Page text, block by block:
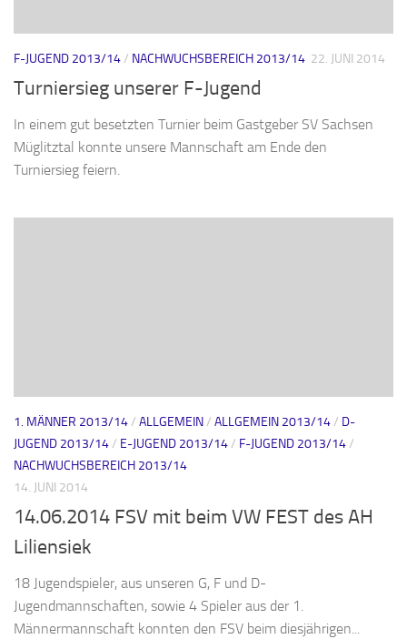
F-JUGEND 2013/14/ NACHWUCHSBEREICH 2013/14 22. JUNI 2014
Turniersieg unserer F-Jugend
In einem gut besetzten Turnier beim Gastgeber SV Sachsen
Müglitztal konnte unsere Mannschaft am Ende den
Turniersieg feiern.
1. MÄNNER 2013/14/ ALLGEMEIN/ ALLGEMEIN 2013/14/ D-
JUGEND 2013/14/ E-JUGEND 2013/14/ F-JUGEND 2013/14/
NACHWUCHSBEREICH 2013/14
14. JUNI 2014
14.06.2014 FSV mit beim VW FEST des AH
Liliensiek
18 Jugendspieler, aus unseren G, F und D-
Jugendmannschaften, sowie 4 Spieler aus der 1.
Männermannschaft konnten den FSV beim diesjährigen...